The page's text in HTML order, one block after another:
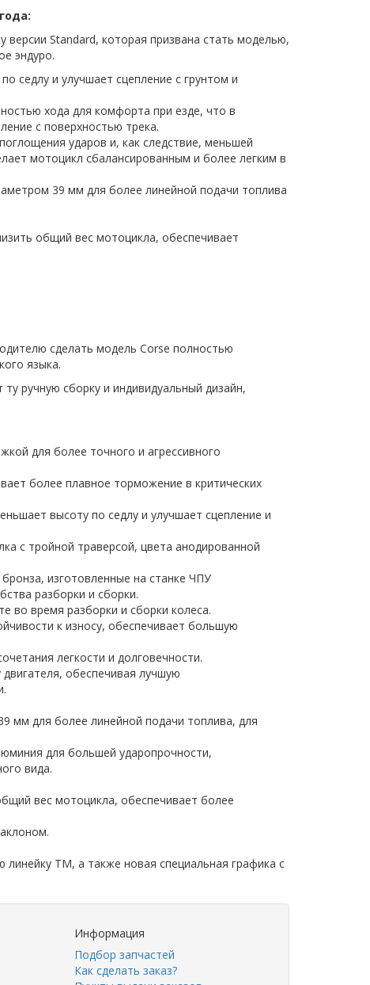
Standard, которая призвана стать моделью,
эндуро.
седлу и улучшает сцепление с грунтом и
хода для комфорта при езде, что в
с поверхностью трека.
ударов и, как следствие, меньшей
мотоцикл сбалансированным и более легким в
39 мм для более линейной подачи топлива
общий вес мотоцикла, обеспечивает
сделать модель Corse полностью
языка.
ручную сборку и индивидуальный дизайн,
для более точного и агрессивного
более плавное торможение в критических
высоту по седлу и улучшает сцепление и
с тройной траверсой, цвета анодированной
изготовленные на станке ЧПУ
разборки и сборки.
во время разборки и сборки колеса.
к износу, обеспечивает большую
легкости и долговечности.
обеспечивая лучшую
мм для более линейной подачи топлива, для
для большей ударопрочности,
вида.
вес мотоцикла, обеспечивает более
TM, а также новая специальная графика с
Информация
Подбор запчастей
Как сделать заказ?